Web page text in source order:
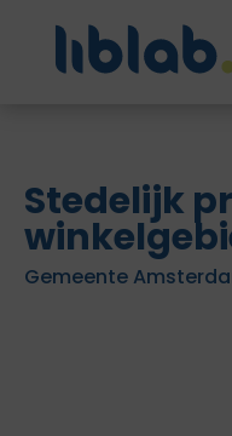
Stedelijk
Gemeente